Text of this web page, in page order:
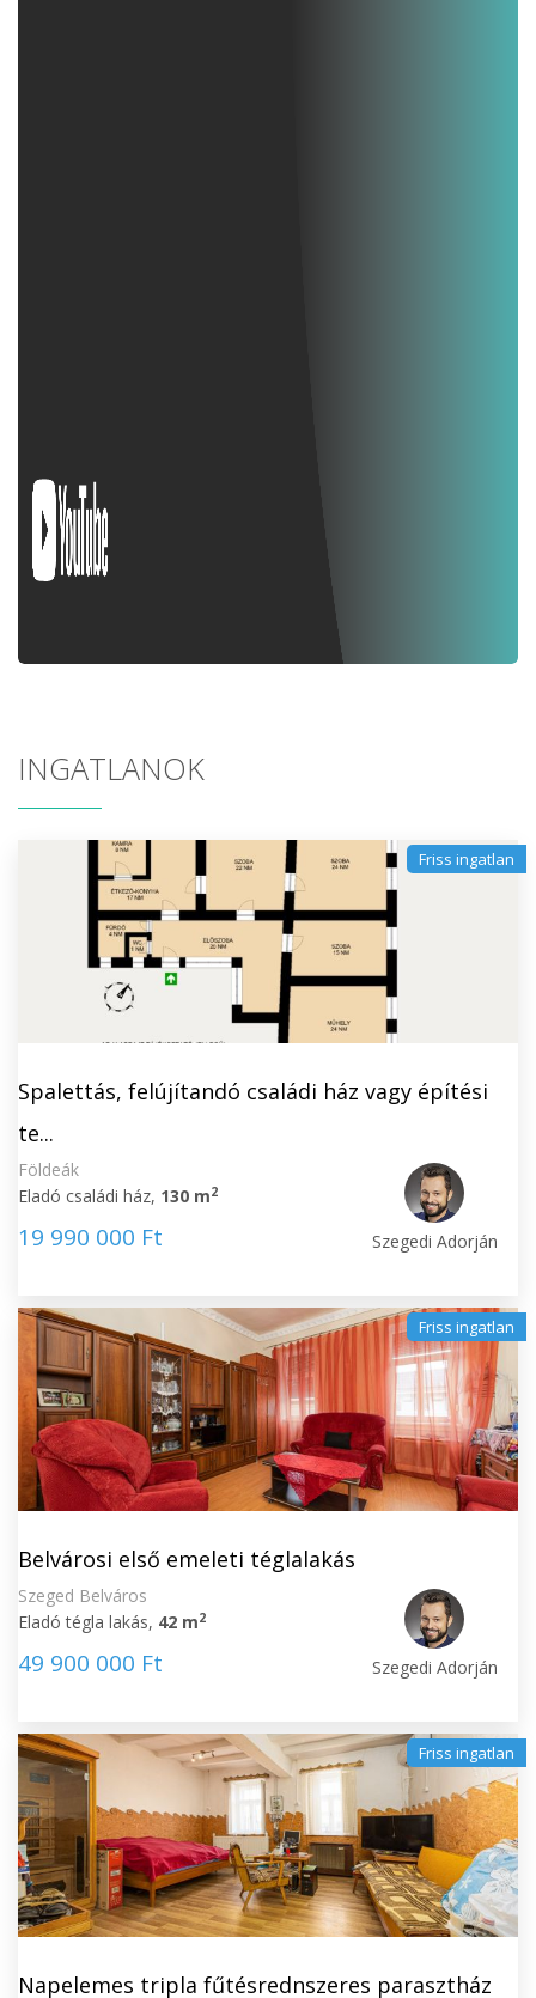
INGATLANOK
Friss ingatlan
Spalettás, felújítandó családi ház vagy építési
te...
Földeák
Eladó családi ház, 130 m2
19 990 000 Ft Szegedi Adorján
Friss ingatlan
Belvárosi első emeleti téglalakás
Szeged Belváros
Eladó tégla lakás, 42 m2
49 900 000 Ft Szegedi Adorján
Friss ingatlan
Napelemes tripla fűtésrednszeres parasztház